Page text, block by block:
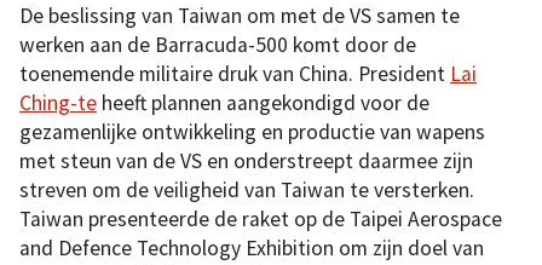
De beslissing van Taiwan om met de VS samen te
werken aan de Barracuda-500 komt door de
toenemende militaire druk van China. President Lai
Ching-te heeft plannen aangekondigd voor de
gezamenlijke ontwikkeling en productie van wapens
met steun van de VS en onderstreept daarmee zijn
streven om de veiligheid van Taiwan te versterken.
Taiwan presenteerde de raket op de Taipei Aerospace
and Defence Technology Exhibition om zijn doel van